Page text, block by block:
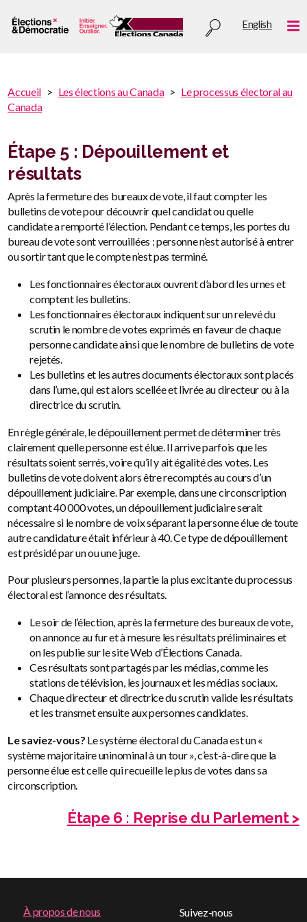
au
Utility
English
You
here
You
are
Accueil Les élections au Canada
Le processus électoral au
Canada
Étape 5 : Dépouillement et
résultats
Après la fermeture des bureaux de vote, il faut compter les
bulletins de vote pour découvrir quel candidat ou quelle
candidate a remporté l’élection. Pendant ce temps, les portes du
bureau de vote sont verrouillées : personne n’est autorisé à entrer
ou sortir tant que le compte n’est pas terminé.
Les fonctionnaires électoraux ouvrent d’abord les urnes et
comptent les bulletins.
Les fonctionnaires électoraux indiquent sur un relevé du
scrutin le nombre de votes exprimés en faveur de chaque
personne candidate ainsi que le nombre de bulletins de vote
rejetés.
Les bulletins et les autres documents électoraux sont placés
dans l’urne, qui est alors scellée et livrée au directeur ou à la
directrice du scrutin.
En règle générale, le dépouillement permet de déterminer très
clairement quelle personne est élue. Il arrive parfois que les
résultats soient serrés, voire qu’il y ait égalité des votes. Les
bulletins de vote doivent alors être recomptés au cours d’un
dépouillement judiciaire. Par exemple, dans une circonscription
comptant 40 000 votes, un dépouillement judiciaire serait
nécessaire si le nombre de voix séparant la personne élue de toute
autre candidature était inférieur à 40. Ce type de dépouillement
est présidé par un ou une juge.
Pour plusieurs personnes, la partie la plus excitante du processus
électoral est l’annonce des résultats.
Le soir de l’élection, après la fermeture des bureaux de vote,
on annonce au fur et à mesure les résultats préliminaires et
on les publie sur le site Web d’Élections Canada.
Ces résultats sont partagés par les médias, comme les
stations de télévision, les journaux et les médias sociaux.
Chaque directeur et directrice du scrutin valide les résultats
et les transmet ensuite aux personnes candidates.
Le saviez-vous? Le système électoral du Canada est un «
système majoritaire uninominal à un tour », c’est-à-dire que la
personne élue est celle qui recueille le plus de votes dans sa
circonscription.
Étape 6 : Reprise du Parlement >
Footer
À propos de nous Suivez-nous